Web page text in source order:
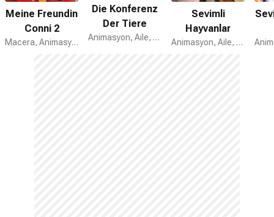
Meine Freundin
Conni 2
Macera, Animasyon, Komedi
Die Konferenz
Der Tiere
Animasyon, Aile, Komedi
Sevimli
Hayvanlar
Animasyon, Aile, Komedi